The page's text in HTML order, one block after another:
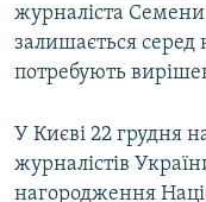
журналіста
залишається
потребують
У Києві 22 грудня
журналістів
нагородження